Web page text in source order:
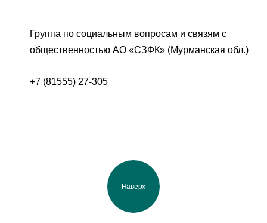
Группа по социальным вопросам и связям с
общественностью АО «СЗФК» (Мурманская обл.)
+7 (81555) 27-305
Наверх